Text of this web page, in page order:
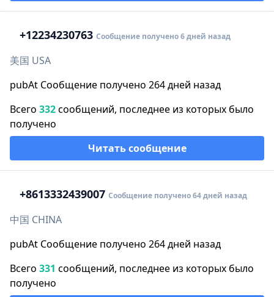
+12234230763 Сообщение получено 6 дней назад
美国 USA
pubAt Сообщение получено 264 дней назад
Всего 332сообщений, последнее из которых было
получено
Читать сообщение
+8613332439007 Сообщение получено 64 дней назад
中国 CHINA
pubAt Сообщение получено 264 дней назад
Всего 331 сообщений, последнее из которых было
получено